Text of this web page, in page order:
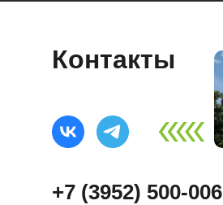
Контакты
+7 (3952) 500-006